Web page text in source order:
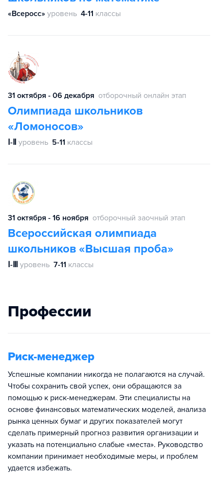
«Всеросс» уровень 4-11 классы
31 октября - 06 декабря отборочный онлайн этап
Олимпиада школьников
«Ломоносов»
Ⅰ-Ⅱ уровень 5-11 классы
31 октября - 16 ноября отборочный заочный этап
Всероссийская олимпиада
школьников «Высшая проба»
Ⅰ-Ⅲ уровень 7-11 классы
Профессии
Риск-менеджер
Успешные компании никогда не полагаются на случай.
Чтобы сохранить свой успех, они обращаются за
помощью к риск-менеджерам. Эти специалисты на
основе финансовых математических моделей, анализа
рынка ценных бумаг и других показателей могут
сделать примерный прогноз развития организации и
указать на потенциально слабые «места». Руководство
компании принимает необходимые меры, и проблем
удается избежать.